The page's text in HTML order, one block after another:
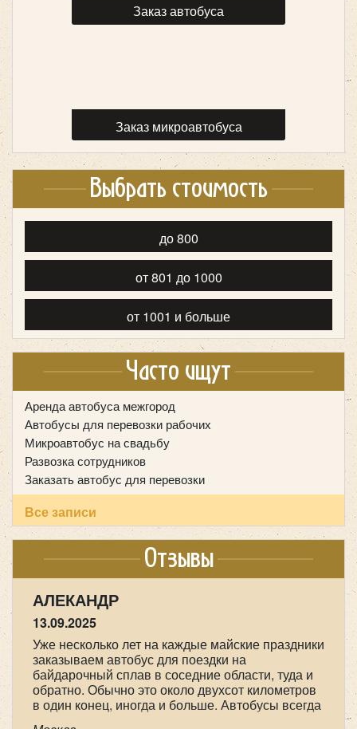
Заказ автобуса
Заказ микроавтобуса
Выбрать стоимость
до 800
от 801 до 1000
от 1001 и больше
Часто ищут
Аренда автобуса межгород
Автобусы для перевозки рабочих
Микроавтобус на свадьбу
Развозка сотрудников
Заказать автобус для перевозки
Все записи
Отзывы
НАСТАСИЯ
09.05.2025
Мы прихожане от Храма всех Святых в земле
Российской просиявших, ездили в
паломническую поездку 1-2 мая в Дивеево .
Хотим выразить огромную благодарность
нашему водителю Феликсу, за его
King Long XMQ6129 (53 места)
Класс: туристический
Цена от:2700 руб/час
King Long XMQ6129
Количество мест:
Цена от:2800 руб/час
Iveco VSN-900